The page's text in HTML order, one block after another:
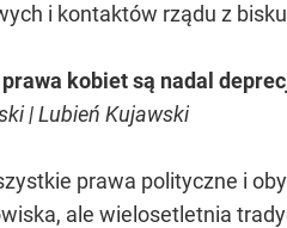
i kontaktów rządu z
kobiet są nadal
| Lubień Kujawski
prawa polityczne i
ale wielosetletnia